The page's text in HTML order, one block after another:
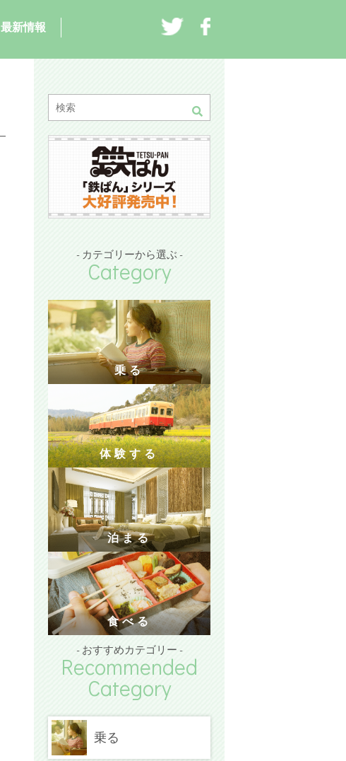
最新情報
- カテゴリーから選ぶ -
Category
乗る
体験する
泊まる
食べる
- おすすめカテゴリー -
Recommended
Category
乗る